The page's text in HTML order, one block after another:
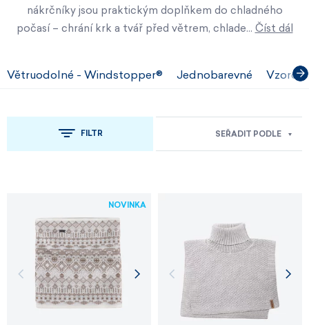
nákrčníky jsou praktickým doplňkem do chladného
počasí – chrání krk a tvář před větrem, chlade… Číst dál
Větruodolné - Windstopper® Jednobarevné
FILTR SEŘADIT PODLE
NOVINKA